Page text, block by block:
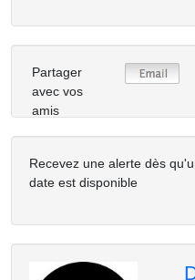
Partager
avec vos
amis
Recevez une alerte dès
date est disponible